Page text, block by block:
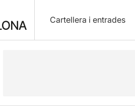
Cartellera i entrades
Fitxa artística